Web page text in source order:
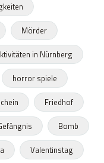
Mörder
in Nürnberg
horror spiele
Friedhof
Bomb
Valentinstag